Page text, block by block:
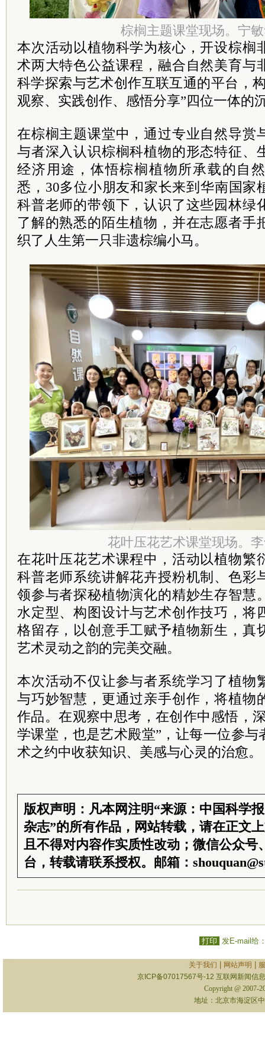
棕榈主题课堂现场。宁
本次活动以植物科学为核心，开设棕榈
术两大特色公益课程，融合自然美育与
科学探索与艺术创作互联互通的平台，
观察、实践创作、感悟分享”四位一体的
在棕榈主题课堂中，通过专业自然导赏
与者深入认识棕榈科植物的形态特征、
经济用途，体悟棕榈植物所承载的自
悉，30多位小朋友和家长来到华南国家
科普老师的带领下，认识了这些园林绿
了解的熟悉的陌生植物，并在志愿者手
织了人生第一只非遗棕编小马。
花叶压花艺术课堂现场。
在花叶压花艺术课程中，活动以植物繁
科普老师系统讲解花卉授粉机制、色彩
领参与者探秘植物演化的精妙生存智慧
水定型、构图设计与艺术创作技巧，将
格留存，以创意手工赋予植物新生，真
艺术灵动之韵的完美交融。
本次活动不仅让参与者系统学习了植物
与巧妙智慧，更通过亲手创作，将植物
作品。在观察中思考，在创作中感悟，
学课堂，也是艺术殿堂”，让每一位参
术之约中收获知识、美感与心灵的治愈。
版权声明：凡本网注明“来源：中国科学
杂志”的所有作品，网站转载，请在正文
且不得对内容作实质性改动；微信公众号
台，转载请联系授权。邮箱：
打印 发E-mail给
关于我们 网站声明
京ICP备07017567号-12 互联网新闻信
Copyright @ 2007-
地址：北京市海淀区